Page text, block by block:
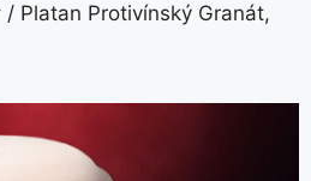
/ Platan Protivínský Granát,